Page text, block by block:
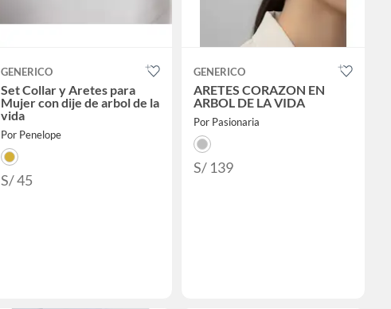
GENERICO
Set Collar y Aretes para
Mujer con dije de arbol de la
vida
Por Penelope
S/ 45
GENERICO
ARETES CORAZON EN
ARBOL DE LA VIDA
Por Pasionaria
S/ 139